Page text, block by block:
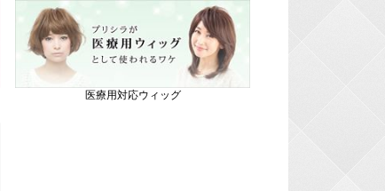
医療用対応ウィッグ